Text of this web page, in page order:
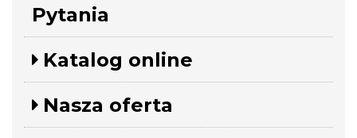
Pytania
Katalog online
Nasza oferta